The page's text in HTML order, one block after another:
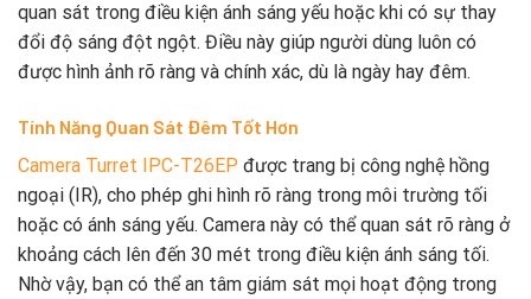
quan sát trong điều kiện ánh sáng yếu hoặc khi có sự thay
đổi độ sáng đột ngột. Điều này giúp người dùng luôn có
được hình ảnh rõ ràng và chính xác, dù là ngày hay đêm.
Tính Năng Quan Sát Đêm Tốt Hơn
Camera Turret IPC-T26EP được trang bị công nghệ hồng
ngoại (IR), cho phép ghi hình rõ ràng trong môi trường tối
hoặc có ánh sáng yếu. Camera này có thể quan sát rõ ràng ở
khoảng cách lên đến 30 mét trong điều kiện ánh sáng tối.
Nhờ vậy, bạn có thể an tâm giám sát mọi hoạt động trong